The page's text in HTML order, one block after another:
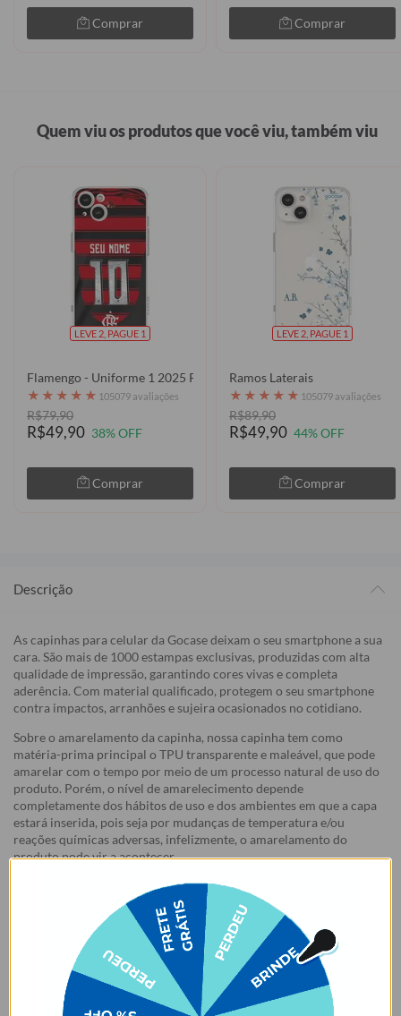
Comprar Comprar
Quem viu os produtos que você viu, também viu
LEVE 2, PAGUE 1
Flamengo - Uniforme 1 2025 P
★ ★ ★ ★ ★ 105079 avaliações
R$79,90
R$49,90 38% OFF
Comprar
LEVE 2, PAGUE 1
Ramos Laterais
★ ★ ★ ★ ★ 105079 avaliações
R$89,90
R$49,90 44% OFF
Comprar
Descrição
As capinhas para celular da Gocase deixam o seu smartphone a sua
cara. São mais de 1000 estampas exclusivas, produzidas com alta
qualidade de impressão, garantindo cores vivas e completa
aderência. Com material qualificado, protegem o seu smartphone
contra impactos, arranhões e sujeira ocasionados no cotidiano.
Sobre o amarelamento da capinha, nossa capinha tem como
matéria-prima principal o TPU transparente e maleável, que pode
amarelar com o tempo por meio de um processo natural de uso do
produto. Porém, o nível de amarelecimento depende
completamente dos hábitos de uso e dos ambientes em que a capa
estará inserida, pois seja por mudanças de temperatura e/ou
reações químicas adversas, infelizmente, o amarelamento do
produto pode vir a acontecer.
Arrependimento
- Os nossos produtos personalizados (
estampados ou
customizados com nome/foto) são feitos especialmente para você,
de acordo com a opção escolhida no momento da compra.
- Isso significa que a produção só começa após a confirmação do
pedido, e o item é criado exclusivamente com a estampa